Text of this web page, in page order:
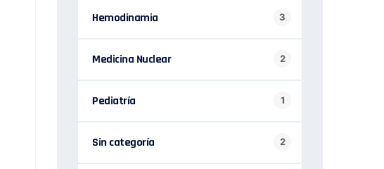
Hemodinamia 3
Medicina Nuclear 2
Pediatría 1
Sin categoría 2